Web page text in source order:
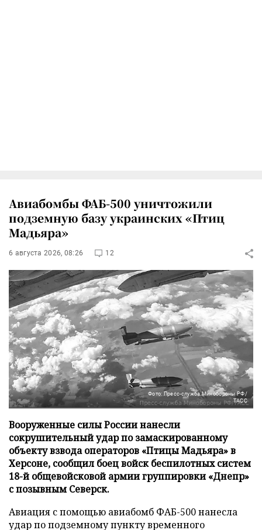
Авиабомбы ФАБ-500 уничтожили
подземную базу украинских «Птиц
Мадьяра»
6 августа 2026, 08:26 12
Фото: Пресс-служба Минобороны РФ/
ТАСС
Вооруженные силы России нанесли
сокрушительный удар по замаскированному
объекту взвода операторов «Птицы Мадьяра» в
Херсоне, сообщил боец войск беспилотных систем
18-й общевойсковой армии группировки «Днепр»
с позывным Северск.
Авиация с помощью авиабомб ФАБ-500 нанесла
удар по подземному пункту временного